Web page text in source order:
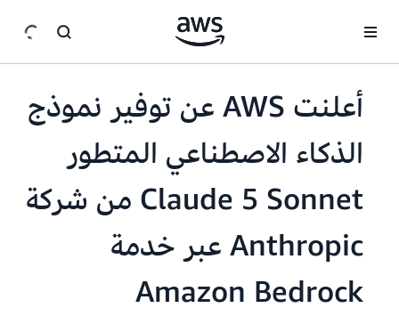
أعلنت AWS عن توفير نموذج
الذكاء الاصطناعي المتطور
Claude 5 Sonnet من شركة
Anthropic عبر خدمة
Amazon Bedrock